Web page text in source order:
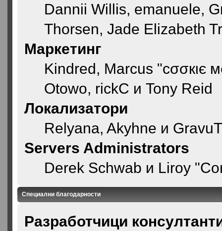
Dannii Willis, emanuele,
Thorsen, Jade Elizabeth
Маркетинг
Kindred, Marcus "cσσкιє
Otowo, rickC и Tony Reid
Локализатори
Relyana, Akyhne и
Servers Administrators
Derek Schwab и Liroy
Специални благодарности
Разработчици